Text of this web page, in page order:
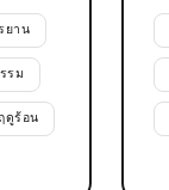
ยาน
รม
ดูร้อน